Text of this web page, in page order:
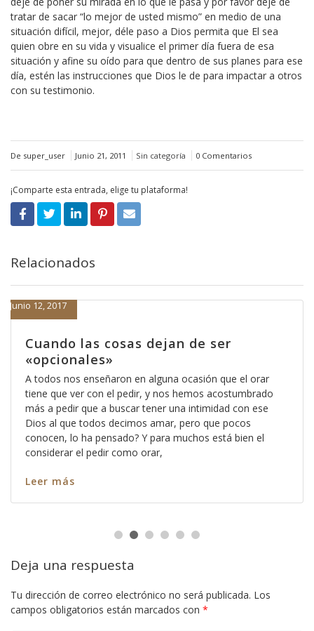
tratar de sacar “lo mejor de usted mismo” en medio de una
situación difícil, mejor, déle paso a Dios permita que El sea
quien obre en su vida y visualice el primer día fuera de esa
situación y afine su oído para que dentro de sus planes para ese
día, estén las instrucciones que Dios le de para impactar a otros
con su testimonio.
De super_user Junio 21, 2011 Sin categoría 0 Comentarios
¡Comparte esta entrada, elige tu plataforma!
Relacionados
Cuando las cosas dejan de ser
«opcionales»
Junio 12, 2017
A todos nos enseñaron en alguna ocasión que el orar
tiene que ver con el pedir, y nos hemos acostumbrado
más a pedir que a buscar tener una intimidad con ese
Dios al que todos decimos amar, pero que pocos
conocen, lo ha pensado? Y para muchos está bien el
considerar el pedir como orar,
Leer más
Deja una respuesta
Tu dirección de correo electrónico no será publicada. Los
campos obligatorios están marcados con *